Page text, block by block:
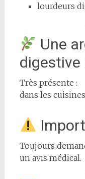
lourdeurs
Une
digestive
Très présente :
dans les
Toujours
un avis médical.